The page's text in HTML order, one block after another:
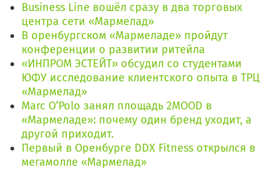
Business Line вошёл сразу в два торговых
центра сети «Мармелад»
В оренбургском «Мармеладе» пройдут
конференции о развитии ритейла
«ИНПРОМ ЭСТЕЙТ» обсудил со студентами
ЮФУ исследование клиентского опыта в ТРЦ
«Мармелад»
Marc O’Polo занял площадь 2MOOD в
«Мармеладе»: почему один бренд уходит, а
другой приходит.
Первый в Оренбурге DDX Fitness открылся в
мегамолле «Мармелад»